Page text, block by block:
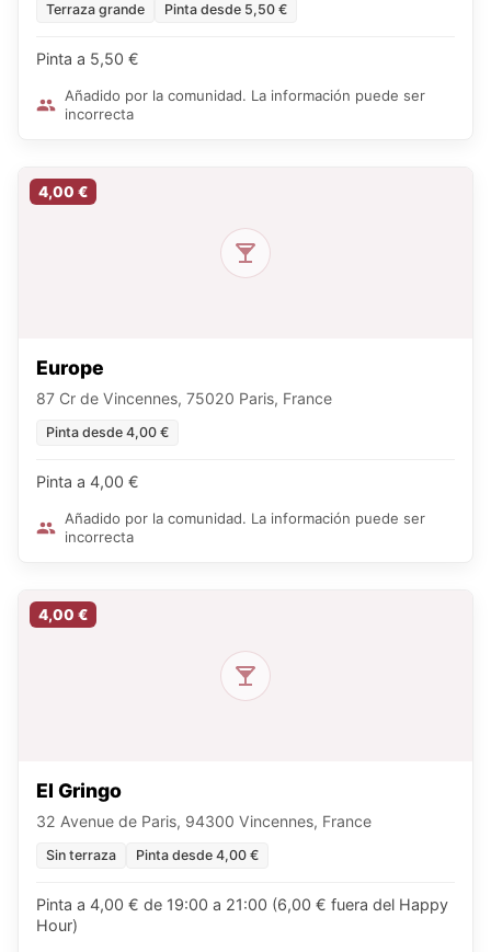
Terraza grande Pinta desde 5,50 €
Pinta a 5,50 €
Añadido por la comunidad. La información puede ser
incorrecta
4,00 €
Europe
87 Cr de Vincennes, 75020 Paris, France
Pinta desde 4,00 €
Pinta a 4,00 €
Añadido por la comunidad. La información puede ser
incorrecta
4,00 €
El Gringo
32 Avenue de Paris, 94300 Vincennes, France
Sin terraza Pinta desde 4,00 €
Pinta a 4,00 € de 19:00 a 21:00 (6,00 € fuera del Happy
Hour)